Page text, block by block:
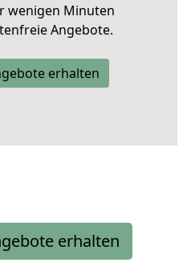
wenigen Minuten
Angebote.
erhalten
erhalten